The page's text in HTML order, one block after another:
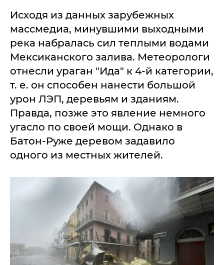
Исходя из данных зарубежных
массмедиа, минувшими выходными
река набралась сил теплыми водами
Мексиканского залива. Метеорологи
отнесли ураган "Ида" к 4-й категории,
т. е. он способен нанести большой
урон ЛЭП, деревьям и зданиям.
Правда, позже это явление немного
угасло по своей мощи. Однако в
Батон-Руже деревом задавило
одного из местных жителей.